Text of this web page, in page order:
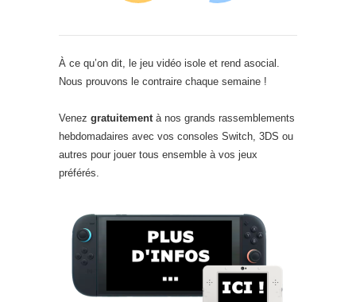
À ce qu’on dit, le jeu vidéo isole et rend asocial.
Nous prouvons le contraire chaque semaine !
Venez gratuitementà nos grands rassemblements
hebdomadaires avec vos consoles Switch, 3DS ou
autres pour jouer tous ensemble à vos jeux
préférés.